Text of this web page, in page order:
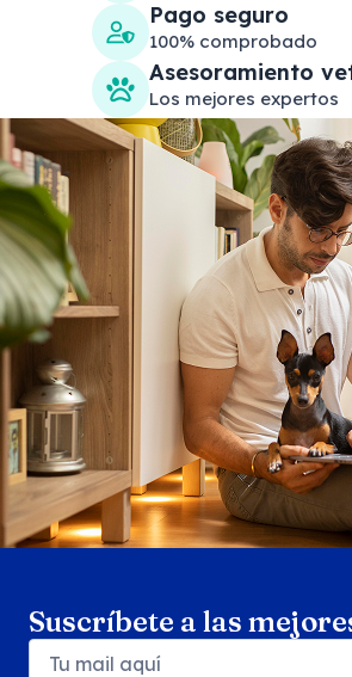
Pago seguro
100% comprobado
Asesoramiento
Los mejores expertos
Suscríbete a las
Search